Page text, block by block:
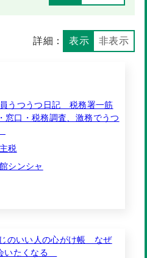
詳細： 表示 非表示
うつうつ日記 税務署一筋
窓口・税務調査、激務でうつ
税
シンシャ
のいい人の心がけ帳 なぜ
いたくなる